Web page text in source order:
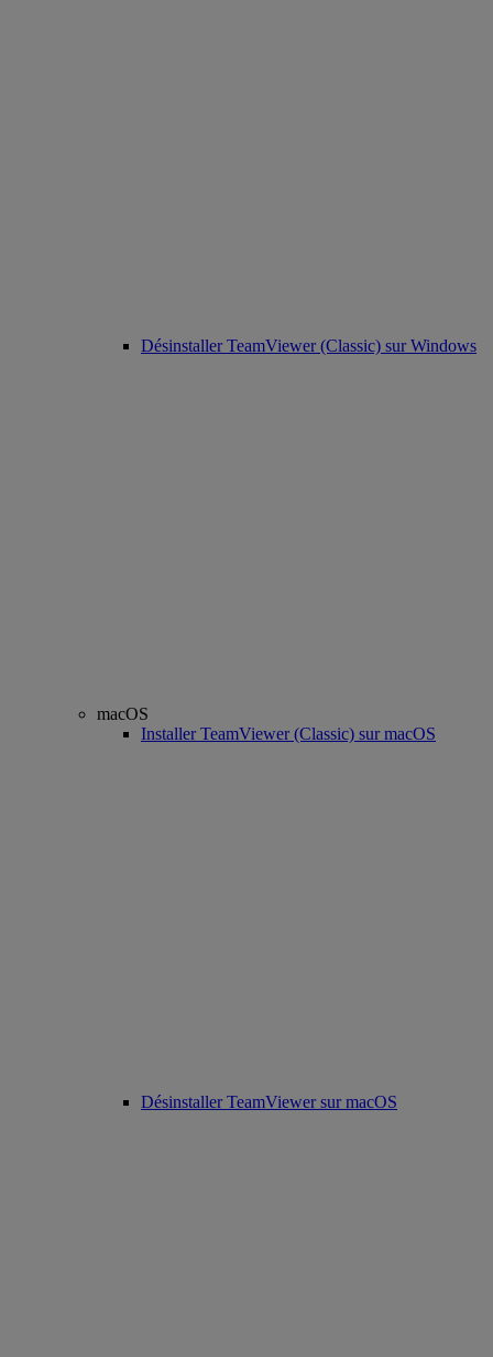
Désinstaller TeamViewer (Classic) sur Windows
macOS
Installer TeamViewer (Classic) sur macOS
Désinstaller TeamViewer sur macOS